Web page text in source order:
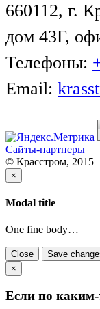
660112, г.
дом 43Г,
Телефоны:
Email:
Сайты-партнеры
© Красстром,
×
Modal title
One fine body…
Close
Save
×
Если по